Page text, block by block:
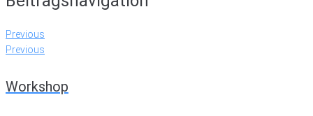
Previous
Previous
Workshop